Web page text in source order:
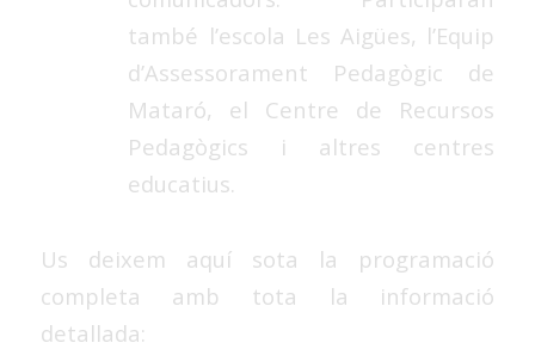
també l’escola Les Aigües, l’Equip
d’Assessorament Pedagògic de
Mataró, el Centre de Recursos
Pedagògics i altres centres
educatius.
Us deixem aquí sota la programació
completa amb tota la informació
detallada: